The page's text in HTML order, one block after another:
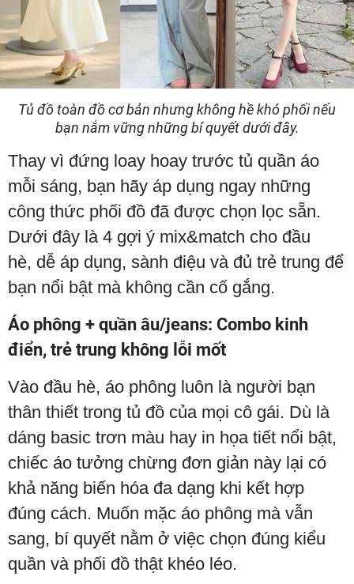
Tủ đồ toàn đồ cơ bản nhưng không hề khó phối nếu
bạn nắm vững những bí quyết dưới đây.
Thay vì đứng loay hoay trước tủ quần áo
mỗi sáng, bạn hãy áp dụng ngay những
công thức phối đồ đã được chọn lọc sẵn.
Dưới đây là 4 gợi ý mix&match cho đầu
hè, dễ áp dụng, sành điệu và đủ trẻ trung để
bạn nổi bật mà không cần cố gắng.
Áo phông + quần âu/jeans: Combo kinh
điển, trẻ trung không lỗi mốt
Vào đầu hè, áo phông luôn là người bạn
thân thiết trong tủ đồ của mọi cô gái. Dù là
dáng basic trơn màu hay in họa tiết nổi bật,
chiếc áo tưởng chừng đơn giản này lại có
khả năng biến hóa đa dạng khi kết hợp
đúng cách. Muốn mặc áo phông mà vẫn
sang, bí quyết nằm ở việc chọn đúng kiểu
quần và phối đồ thật khéo léo.